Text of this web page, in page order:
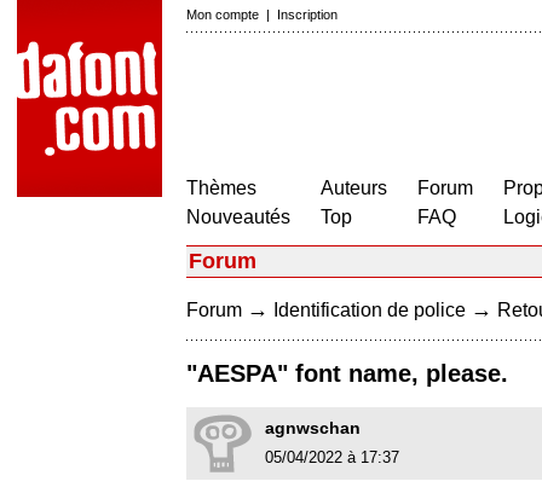
Mon compte | Inscription
Thèmes
Nouveautés
Auteurs
Top
Forum
FAQ
Forum
Forum → Identification de police →
"AESPA" font name, please.
agnwschan
05/04/2022 à 17:37